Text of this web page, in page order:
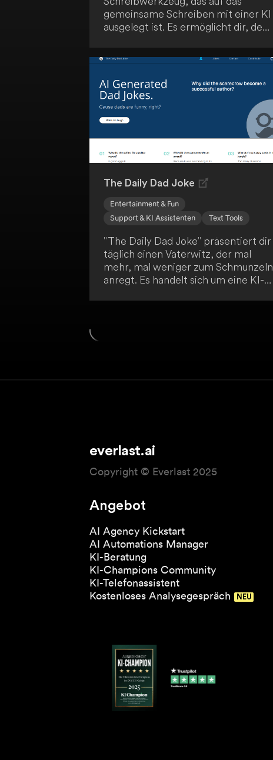
gemeinsame Schreiben mit einer KI
ausgelegt ist. Es ermöglicht dir, den
Text fortführen soll. Nutze die
Flexibilität, Texte sowohl am Ende
als auch in der Mitte mit Hilfe der KI
zu ergänzen.
The Daily Dad Joke
Entertainment & Fun
Support & KI Assistenten
Text Tools
"The Daily Dad Joke" präsentiert dir
täglich einen Vaterwitz, der mal
mehr, mal weniger zum Schmunzeln
anregt. Es handelt sich um eine KI-
everlast.ai
Copyright © Everlast 2025
Angebot
AI Agency Kickstart
AI Automations Manager
KI-Beratung
KI-Champions Community
KI-Telefonassistent
Kostenloses Analysegespräch